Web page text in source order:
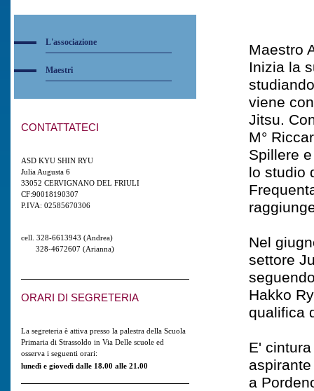
L'associazione
Maestri
CONTATTATECI
ASD KYU SHIN RYU
Julia Augusta 6
33052 CERVIGNANO DEL FRIULI
CF:90018190307
P.IVA: 02585670306
cell. 328-6613943 (Andrea)
328-4672607 (Arianna)
ORARI DI SEGRETERIA
La segreteria è attiva presso la palestra della Scuola
Primaria di Strassoldo in Via Delle scuole ed
osserva i seguenti orari:
lunedì e giovedì dalle 18.00 alle 21.00
Maestro
Inizia la
viene
Jitsu.
M°
Spillere
lo studio
Nel
settore
Hakko
qualifica
E'
a